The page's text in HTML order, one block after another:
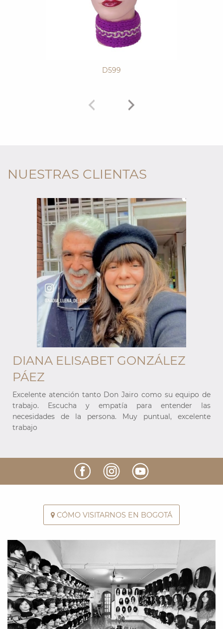
D599
NUESTRAS CLIENTAS
DIANA ELISABET GONZÁLEZ
PÁEZ
Excelente atención tanto Don Jairo como su equipo de
trabajo. Escucha y empatía para entender las
necesidades de la persona. Muy puntual, excelente
trabajo
CÓMO VISITARNOS EN BOGOTÁ